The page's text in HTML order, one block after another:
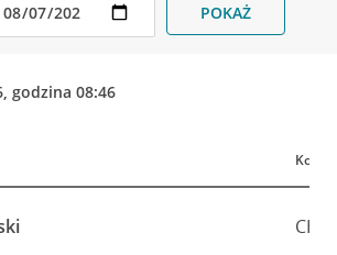
POKAŻ
2026, godzina 08:46
godzina 08:46
Kod
CHF